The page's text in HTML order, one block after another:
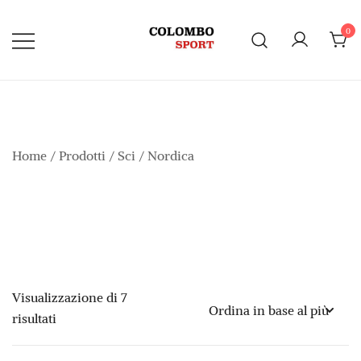
contenuto
0
Home / Prodotti / Sci / Nordica
Visualizzazione di 7
risultati